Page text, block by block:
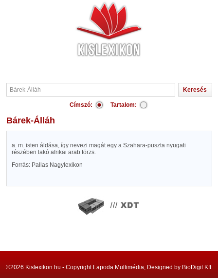
Címszó: Tartalom:
Bárek-Álláh
a. m. isten áldása, így nevezi magát egy a Szahara-puszta nyugati
részében lakó afrikai arab törzs.
Forrás: Pallas Nagylexikon
©2026 Kislexikon.hu - Copyright Lapoda Multimédia, Designed by BioDigit Kft.